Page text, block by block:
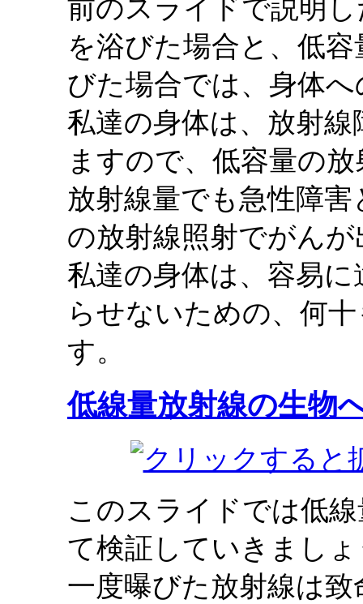
前のスライドで説明
を浴びた場合と、低
びた場合では、身体
私達の身体は、放射
ますので、低容量の
放射線量でも急性障
の放射線照射でがん
私達の身体は、容易
らせないための、何
す。
低線量放射線の生物
このスライドでは低
て検証していきまし
一度曝びた放射線は